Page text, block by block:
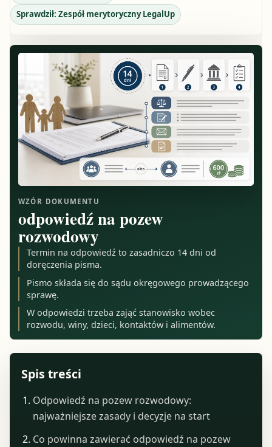
Sprawdził: Zespół merytoryczny LegalUp
WZÓR DOKUMENTU
odpowiedź na pozew
rozwodowy
Termin na odpowiedź to zasadniczo 14 dni od
doręczenia pisma.
Pismo składa się do sądu okręgowego prowadzącego
sprawę.
W odpowiedzi trzeba zająć stanowisko wobec
rozwodu, winy, dzieci, kontaktów i alimentów.
Spis treści
Odpowiedź na pozew rozwodowy:
najważniejsze zasady i decyzje na start
Co powinna zawierać odpowiedź na pozew